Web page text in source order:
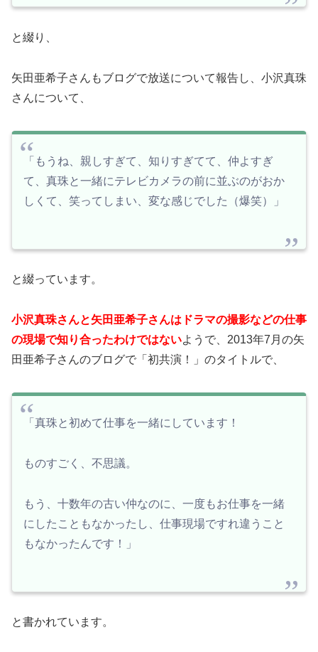
と綴り、
矢田亜希子さんもブログで放送について報告し、小沢真珠
さんについて、
「もうね、親しすぎて、知りすぎてて、仲よすぎ
て、真珠と一緒にテレビカメラの前に並ぶのがおか
しくて、笑ってしまい、変な感じでした（爆笑）」
と綴っています。
小沢真珠さんと矢田亜希子さんはドラマの撮影などの仕事
の現場で知り合ったわけではないようで、2013年7月の矢
田亜希子さんのブログで「初共演！」のタイトルで、
「真珠と初めて仕事を一緒にしています！
ものすごく、不思議。
もう、十数年の古い仲なのに、一度もお仕事を一緒
にしたこともなかったし、仕事現場ですれ違うこと
もなかったんです！」
と書かれています。